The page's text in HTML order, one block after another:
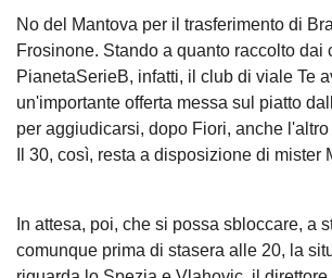
No del Mantova per il trasferimento di
Frosinone. Stando a quanto raccolto dai
PianetaSerieB, infatti, il club di viale Te
un'importante offerta messa sul piatto
per aggiudicarsi, dopo Fiori, anche
Il 30, così, resta a disposizione di mister
In attesa, poi, che si possa sbloccare, a
comunque prima di stasera alle 20, la